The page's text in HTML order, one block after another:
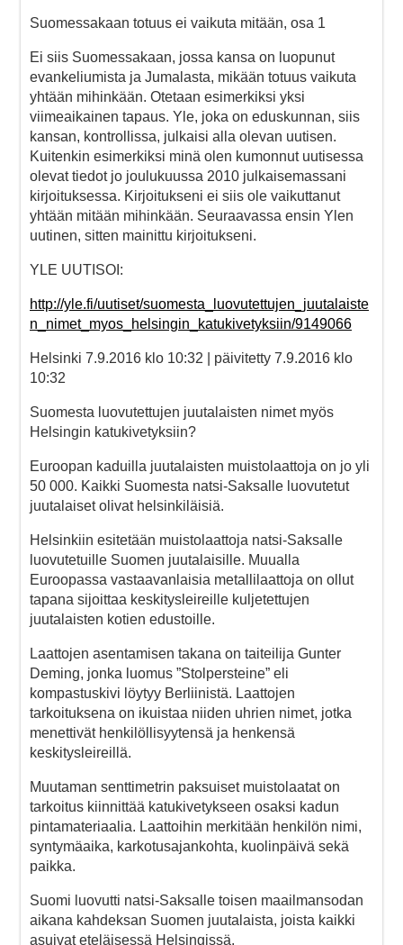
Suomessakaan totuus ei vaikuta mitään, osa 1
Ei siis Suomessakaan, jossa kansa on luopunut
evankeliumista ja Jumalasta, mikään totuus vaikuta
yhtään mihinkään. Otetaan esimerkiksi yksi
viimeaikainen tapaus. Yle, joka on eduskunnan, siis
kansan, kontrollissa, julkaisi alla olevan uutisen.
Kuitenkin esimerkiksi minä olen kumonnut uutisessa
olevat tiedot jo joulukuussa 2010 julkaisemassani
kirjoituksessa. Kirjoitukseni ei siis ole vaikuttanut
yhtään mitään mihinkään. Seuraavassa ensin Ylen
uutinen, sitten mainittu kirjoitukseni.
YLE UUTISOI:
http://yle.fi/uutiset/suomesta_luovutettujen_juutalaiste
n_nimet_myos_helsingin_katukivetyksiin/9149066
Helsinki 7.9.2016 klo 10:32 | päivitetty 7.9.2016 klo
10:32
Suomesta luovutettujen juutalaisten nimet myös
Helsingin katukivetyksiin?
Euroopan kaduilla juutalaisten muistolaattoja on jo yli
50 000. Kaikki Suomesta natsi-Saksalle luovutetut
juutalaiset olivat helsinkiläisiä.
Helsinkiin esitetään muistolaattoja natsi-Saksalle
luovutetuille Suomen juutalaisille. Muualla
Euroopassa vastaavanlaisia metallilaattoja on ollut
tapana sijoittaa keskitysleireille kuljetettujen
juutalaisten kotien edustoille.
Laattojen asentamisen takana on taiteilija Gunter
Deming, jonka luomus ”Stolpersteine” eli
kompastuskivi löytyy Berliinistä. Laattojen
tarkoituksena on ikuistaa niiden uhrien nimet, jotka
menettivät henkilöllisyytensä ja henkensä
keskitysleireillä.
Muutaman senttimetrin paksuiset muistolaatat on
tarkoitus kiinnittää katukivetykseen osaksi kadun
pintamateriaalia. Laattoihin merkitään henkilön nimi,
syntymäaika, karkotusajankohta, kuolinpäivä sekä
paikka.
Suomi luovutti natsi-Saksalle toisen maailmansodan
aikana kahdeksan Suomen juutalaista, joista kaikki
asuivat eteläisessä Helsingissä.